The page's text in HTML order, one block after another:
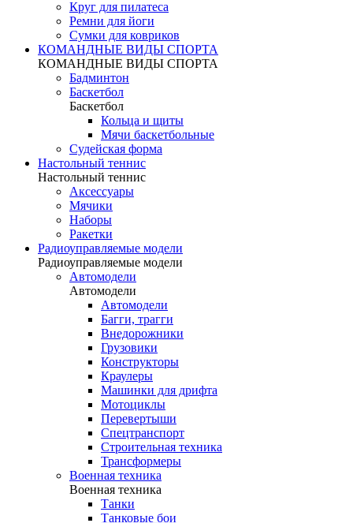
Круг для пилатеса
Ремни для йоги
Сумки для ковриков
КОМАНДНЫЕ ВИДЫ СПОРТА
КОМАНДНЫЕ ВИДЫ СПОРТА
Бадминтон
Баскетбол
Баскетбол
Кольца и щиты
Мячи баскетбольные
Судейская форма
Настольный теннис
Настольный теннис
Аксессуары
Мячики
Наборы
Ракетки
Радиоуправляемые модели
Радиоуправляемые модели
Автомодели
Автомодели
Автомодели
Багги, трагги
Внедорожники
Грузовики
Конструкторы
Краулеры
Машинки для дрифта
Мотоциклы
Перевертыши
Спецтранспорт
Строительная техника
Трансформеры
Военная техника
Военная техника
Танки
Танковые бои